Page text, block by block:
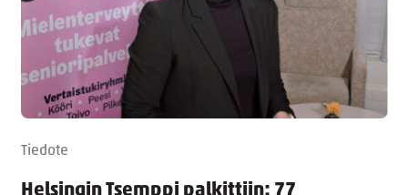
Tiedote
Helsingin Tsemppi palkittiin: 77